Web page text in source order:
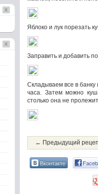
Яблоко и лук порезать
Заправить и добавить
Складываем все в
часа. Затем можно
столько она не
← Предыдущий
Вконтакте